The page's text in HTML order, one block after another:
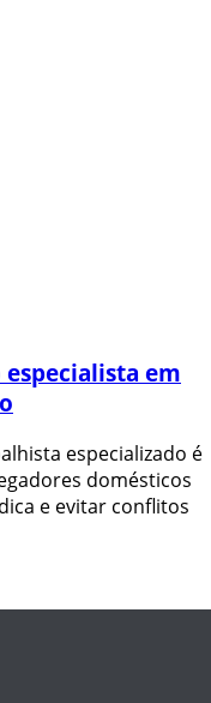
em
especializado é
domésticos
e evitar conflitos